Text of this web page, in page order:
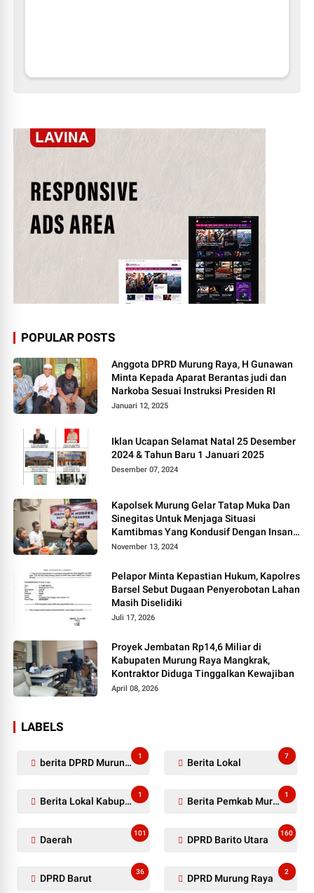
POPULAR POSTS
Anggota DPRD Murung Raya, H Gunawan
Minta Kepada Aparat Berantas judi dan
Narkoba Sesuai Instruksi Presiden RI
Januari 12, 2025
Iklan Ucapan Selamat Natal 25 Desember
2024 & Tahun Baru 1 Januari 2025
Desember 07, 2024
Kapolsek Murung Gelar Tatap Muka Dan
Sinegitas Untuk Menjaga Situasi
Kamtibmas Yang Kondusif Dengan Insan
Pers
November 13, 2024
Pelapor Minta Kepastian Hukum, Kapolres
Barsel Sebut Dugaan Penyerobotan Lahan
Masih Diselidiki
Juli 17, 2026
Proyek Jembatan Rp14,6 Miliar di
Kabupaten Murung Raya Mangkrak,
Kontraktor Diduga Tinggalkan Kewajiban
April 08, 2026
LABELS
berita DPRD Murung Raya
1
Berita Lokal
7
Berita Lokal Kabupaten Barito Utara
1
Berita Pemkab Murung Raya
1
Daerah
101
DPRD Barito Utara
160
DPRD Barut
36
DPRD Murung Raya
2